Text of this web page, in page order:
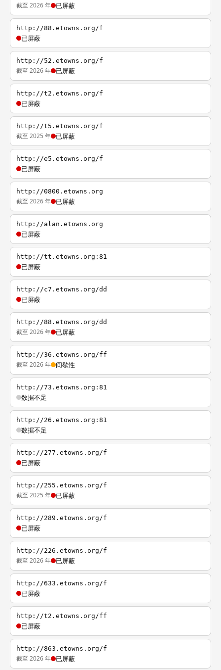
截至 2026 年 已屏蔽
http://88.etowns.org/f
已屏蔽
http://52.etowns.org/f
截至 2026 年 已屏蔽
http://t2.etowns.org/f
已屏蔽
http://t5.etowns.org/f
截至 2025 年 已屏蔽
http://e5.etowns.org/f
已屏蔽
http://0800.etowns.org
截至 2026 年 已屏蔽
http://alan.etowns.org
已屏蔽
http://tt.etowns.org:81
已屏蔽
http://c7.etowns.org/dd
已屏蔽
http://88.etowns.org/dd
截至 2026 年 已屏蔽
http://36.etowns.org/ff
截至 2026 年 间歇性
http://73.etowns.org:81
数据不足
http://26.etowns.org:81
数据不足
http://277.etowns.org/f
已屏蔽
http://255.etowns.org/f
截至 2025 年 已屏蔽
http://289.etowns.org/f
已屏蔽
http://226.etowns.org/f
截至 2026 年 已屏蔽
http://633.etowns.org/f
已屏蔽
http://t2.etowns.org/ff
已屏蔽
http://863.etowns.org/f
截至 2026 年 已屏蔽